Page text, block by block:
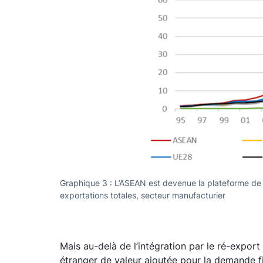
Graphique 3 : L’ASEAN est devenue la plateforme
exportations totales, secteur manufacturier
Mais au-delà de l’intégration par le ré-
étranger de valeur ajoutée pour la demande